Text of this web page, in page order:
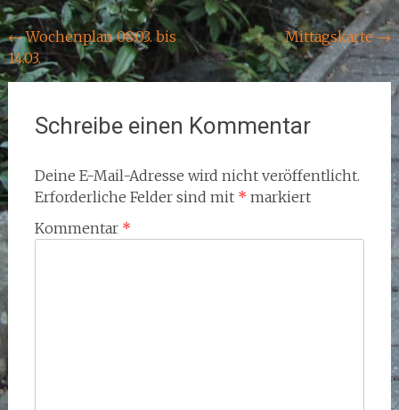
Beitragsnavigation
←Wochenplan 08.03. bis
14.03.
Mittagskarte→
Schreibe einen Kommentar
Deine E-Mail-Adresse wird nicht veröffentlicht.
Erforderliche Felder sind mit * markiert
Kommentar *